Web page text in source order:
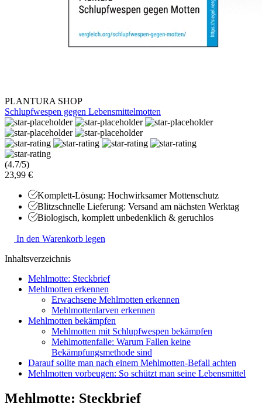
PLANTURA SHOP
Schlupfwespen gegen Lebensmittelmotten
(4.7/5)
23,99 €
Komplett-Lösung: Hochwirksamer Mottenschutz
Blitzschnelle Lieferung: Versand am nächsten Werktag
Biologisch, komplett unbedenklich & geruchlos
In den Warenkorb legen
Inhaltsverzeichnis
Mehlmotte: Steckbrief
Mehlmotten erkennen
Erwachsene Mehlmotten erkennen
Mehlmottenlarven erkennen
Mehlmotten bekämpfen
Mehlmotten mit Schlupfwespen bekämpfen
Mehlmottenfalle: Warum Fallen keine
Bekämpfungsmethode sind
Darauf sollte man nach einem Mehlmotten-Befall achten
Mehlmotten vorbeugen: So schützt man seine Lebensmittel
Mehlmotte: Steckbrief